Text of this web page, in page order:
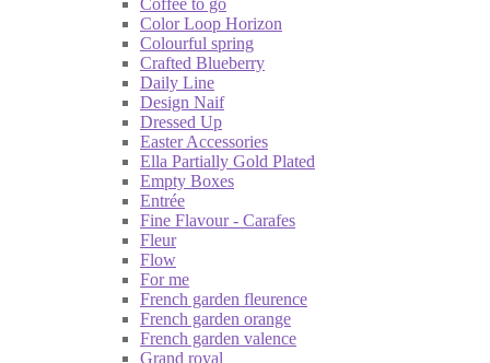
Color Loop Horizon
Colourful spring
Crafted Blueberry
Daily Line
Design Naif
Dressed Up
Easter Accessories
Ella Partially Gold Plated
Empty Boxes
Entrée
Fine Flavour - Carafes
Fleur
Flow
For me
French garden fleurence
French garden orange
French garden valence
Grand royal